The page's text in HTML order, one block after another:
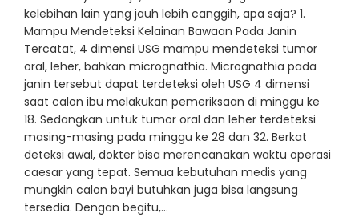
kelebihan lain yang jauh lebih canggih, apa saja? 1.
Mampu Mendeteksi Kelainan Bawaan Pada Janin
Tercatat, 4 dimensi USG mampu mendeteksi tumor
oral, leher, bahkan micrognathia. Micrognathia pada
janin tersebut dapat terdeteksi oleh USG 4 dimensi
saat calon ibu melakukan pemeriksaan di minggu ke
18. Sedangkan untuk tumor oral dan leher terdeteksi
masing-masing pada minggu ke 28 dan 32. Berkat
deteksi awal, dokter bisa merencanakan waktu operasi
caesar yang tepat. Semua kebutuhan medis yang
mungkin calon bayi butuhkan juga bisa langsung
tersedia. Dengan begitu,…